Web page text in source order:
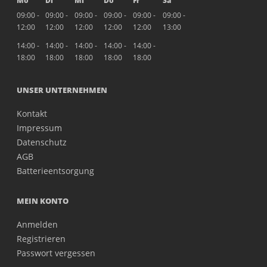
09:00 -
12:00
09:00 -
12:00
09:00 -
12:00
09:00 -
12:00
09:00 -
12:00
09:00 -
13:00
14:00 -
18:00
14:00 -
18:00
14:00 -
18:00
14:00 -
18:00
14:00 -
18:00
UNSER UNTERNEHMEN
Kontakt
Impressum
Datenschutz
AGB
Batterieentsorgung
MEIN KONTO
Anmelden
Registrieren
Passwort vergessen